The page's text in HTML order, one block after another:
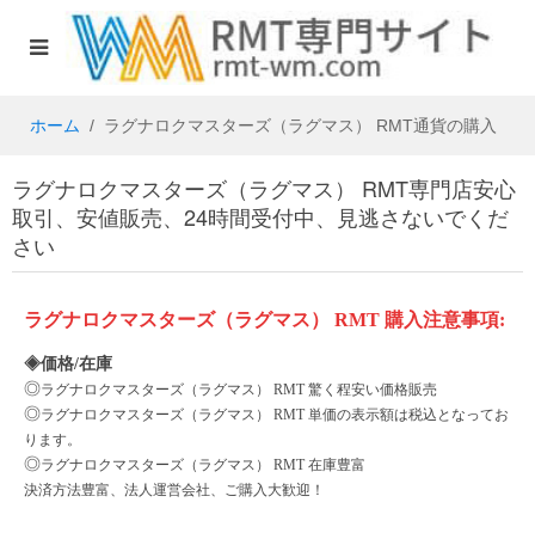
ホーム ラグナロクマスターズ（ラグマス） RMT通貨の購入
ラグナロクマスターズ（ラグマス） RMT専門店安心
取引、安値販売、24時間受付中、見逃さないでくだ
さい
ラグナロクマスターズ（ラグマス） RMT 購入注意事項:
◈価格/在庫
◎ラグナロクマスターズ（ラグマス） RMT 驚く程安い価格販売
◎ラグナロクマスターズ（ラグマス）
RMT 単価の表示額は税込となってお
ります。
◎ラグナロクマスターズ（ラグマス）
RMT 在庫豊富
決済方法豊富、法人運営会社、ご購入大歓迎！